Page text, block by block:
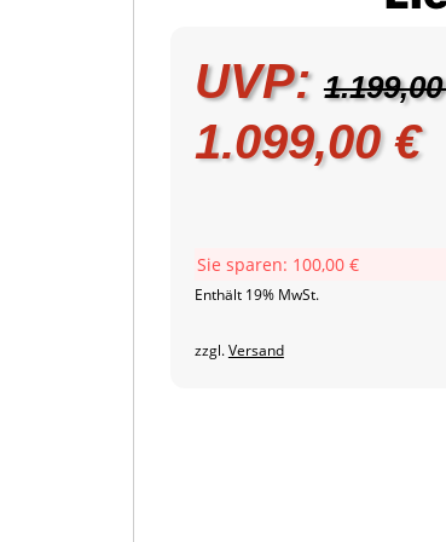
UVP:
war:
1.099,00€
Sie sparen: 100,00 €
Enthält 19% MwSt.
zzgl.Versand